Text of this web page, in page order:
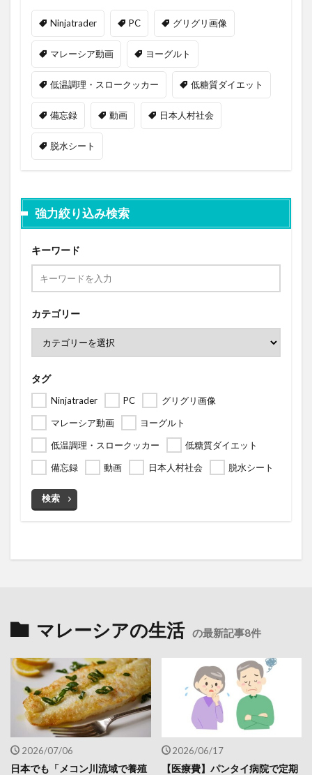
Ninjatrader PC グリグリ画像
マレーシア動画 ヨーグルト
低温調理・スロークッカー 低糖質ダイエット
備忘録 動画 日本人村社会
脱水シート
強力絞り込み検索
キーワード
カテゴリー
タグ
Ninjatrader PC
グリグリ画像
マレーシア動画
ヨーグルト
低温調理・スロークッカー
低糖質ダイエット
備忘録
動画 日本人村社会 脱水シート
検索
マレーシアの生活 の最新記事8件
2026/07/06
日本でも「メコン川流域で養殖
2026/06/17
【医療費】パンタイ病院で定期